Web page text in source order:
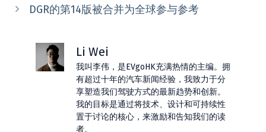
DGR的第14版被合并为全球参与参考
Li Wei
我叫李伟，是EVgoHK充满热情的主编。拥
有超过十年的汽车新闻经验，我致力于分
享塑造我们驾驶方式的最新趋势和创新。
我的目标是通过将技术、设计和可持续性
置于讨论的核心，来激励和告知我们的读
者。